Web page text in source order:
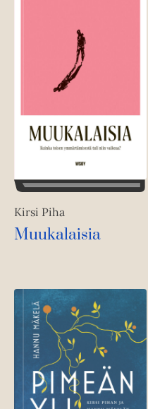
Kirsi Piha
Muukalaisia